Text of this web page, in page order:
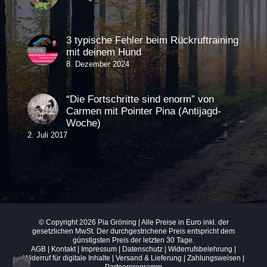
3 typische Fehler beim Rückruftraining
mit deinem Hund
8. Dezember 2024
“Die Fortschritte sind enorm” von
Carmen mit Pointer Pina (Antijagd-
Woche)
2. Juli 2017
© Copyright2026 Pia Gröning | Alle Preise in Euro inkl. der
gesetzlichen MwSt. Der durchgestrichene Preis entspricht dem
günstigsten Preis der letzten 30 Tage.
AGB
Kontakt| Impressum Datenschutz Widerrufsbelehrung
Widerruf für digitale Inhalte
Versand & Lieferung | Zahlungsweisen |